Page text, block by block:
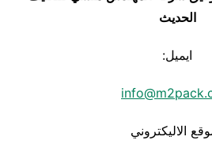
الحديث
ايميل:
الاليكتروني